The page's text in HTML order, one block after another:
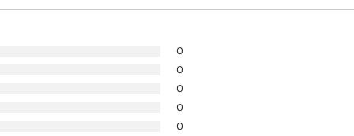
0
0
0
0
0